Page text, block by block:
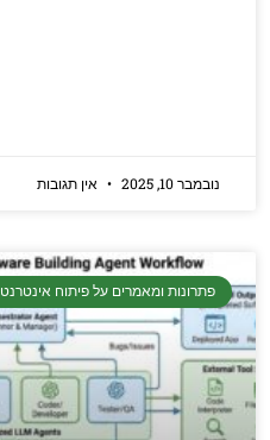
נובמבר 10, 2025 אין תגובות
פתרונות ומאמרים על פיתוח אינטרנט